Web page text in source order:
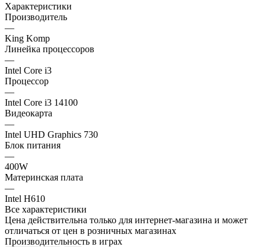
Характеристики
Производитель
—
King Komp
Линейка процессоров
—
Intel Core i3
Процессор
—
Intel Core i3 14100
Видеокарта
—
Intel UHD Graphics 730
Блок питания
—
400W
Материнская плата
—
Intel H610
Все характеристики
Цена действительна только для интернет-магазина и может
отличаться от цен в розничных магазинах
Производительность в играх